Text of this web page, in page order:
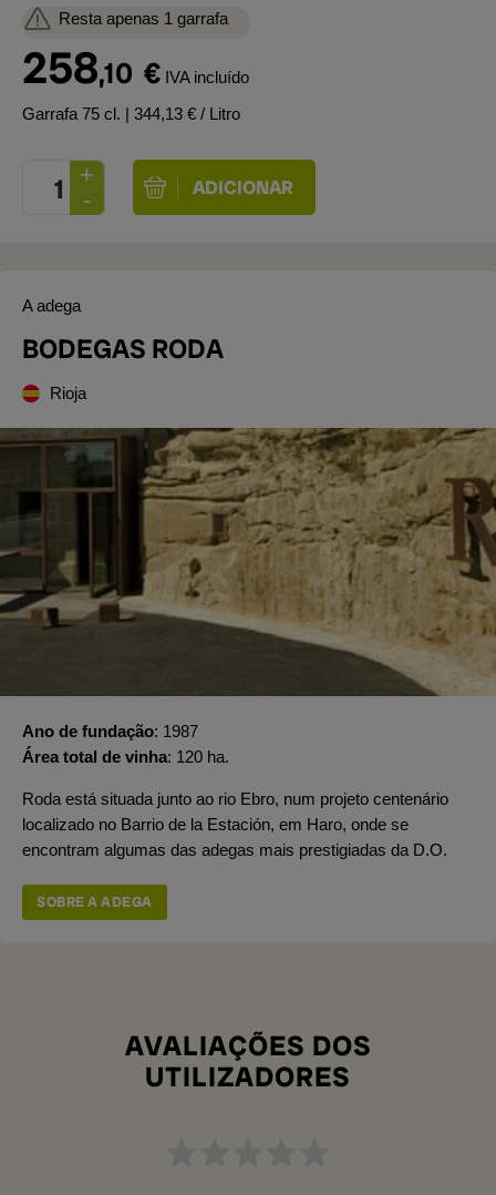
Resta apenas 1 garrafa
258,10 € IVA incluído
Garrafa 75 cl. | 344,13 € / Litro
A adega
BODEGAS RODA
Rioja
Ano de fundação 1987
Área total de vinha 120 ha.
Roda está situada junto ao rio Ebro, num projeto centenário
localizado no Barrio de la Estación, em Haro, onde se
encontram algumas das adegas mais prestigiadas da D.O.
SOBRE A ADEGA
AVALIAÇÕES DOS
UTILIZADORES